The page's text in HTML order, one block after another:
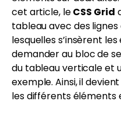
cet article, leCSS Grid
tableau avec des
lesquelles s’insèrent
demander au bloc de
du tableau verticale et
exemple. Ainsi, il
les différents éléments